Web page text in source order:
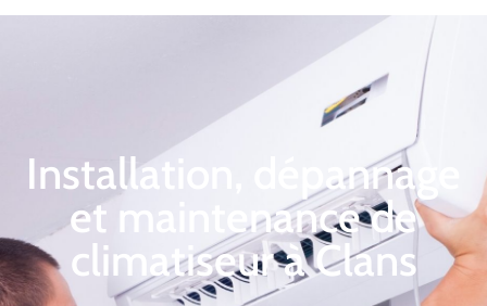
Installation, dépannage
et maintenance de
climatiseur à Clans